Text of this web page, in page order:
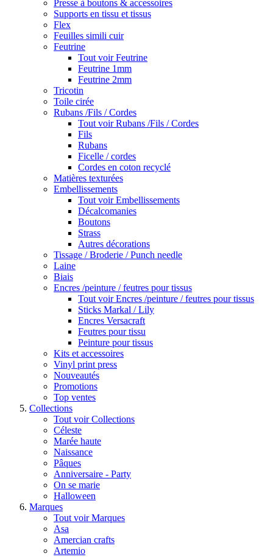
Presse à boutons & accessoires
Supports en tissu et tissus
Flex
Feuilles simili cuir
Feutrine
Tout voir Feutrine
Feutrine 1mm
Feutrine 2mm
Tricotin
Toile cirée
Rubans /Fils / Cordes
Tout voir Rubans /Fils / Cordes
Fils
Rubans
Ficelle / cordes
Cordes en coton recyclé
Matières texturées
Embellissements
Tout voir Embellissements
Décalcomanies
Boutons
Strass
Autres décorations
Tissage / Broderie / Punch needle
Laine
Biais
Encres /peinture / feutres pour tissus
Tout voir Encres /peinture / feutres pour tissus
Sticks Markal / Lily
Encres Versacraft
Feutres pour tissu
Peinture pour tissus
Kits et accessoires
Vinyl print press
Nouveautés
Promotions
Top ventes
Collections
Tout voir Collections
Céleste
Marée haute
Naissance
Pâques
Anniversaire - Party
On se marie
Halloween
Marques
Tout voir Marques
Asa
Amercian crafts
Artemio